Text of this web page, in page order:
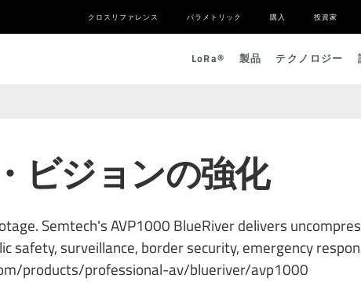
クロスリファレンス パラメトリック 購入 投資家
LoRa® 製品 テクノロジー
ビジョンの強化
Semtech's AVP1000 BlueRiver delivers
safety, surveillance, border security, emergency
products/professional-av/blueriver/avp1000